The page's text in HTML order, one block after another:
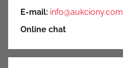
E-mail: info@aukciony.com
Online chat